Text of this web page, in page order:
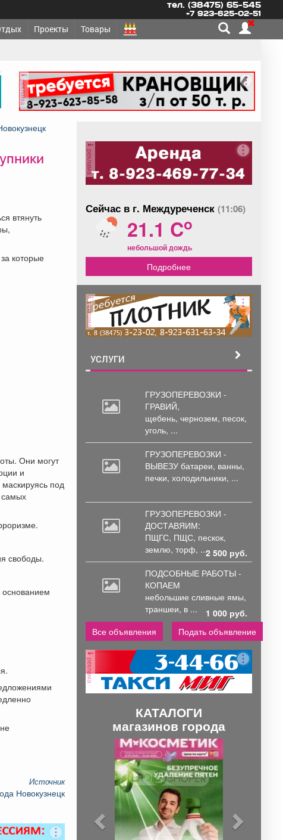
тел. (38475) 65-545
+7 923-625-02-51
Проекты Товары
реклама
втянуть
которые
Они могут
и
под
самых
свободы.
основанием
Источник
Новокузнецк
реклама
Сейчас в г. Междуреченск (11:06)
21.1 Co
небольшой дождь
Подробнее
реклама
УСЛУГИ
ГРУЗОПЕРЕВОЗКИ -
ГРАВИЙ,
щебень, чернозем, песок,
уголь, ...
ГРУЗОПЕРЕВОЗКИ -
ВЫВЕЗУ батареи, ванны,
печки, холодильники, ...
ГРУЗОПЕРЕВОЗКИ -
ДОСТАВЯИМ:
ПЩГС, ПЩС, пескок,
землю, торф, ...2 500 руб.
ПОДСОБНЫЕ РАБОТЫ -
КОПАЕМ
небольшие сливные ямы,
траншеи, в ...
1 000 руб.
Все объявления
Подать объявление
реклама
КАТАЛОГИ
магазинов города